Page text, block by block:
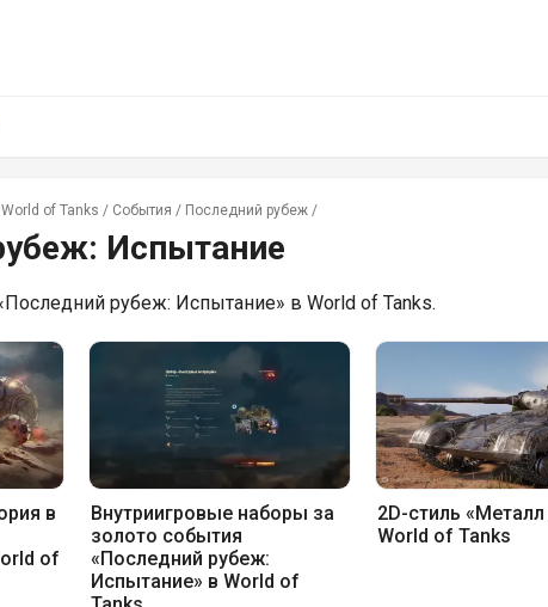
of Tanks / События / Последний рубеж /
Испытание
рубеж: Испытание» в World of Tanks.
в
of
Внутриигровые наборы за
золото события
«Последний рубеж:
Испытание» в World of
2D-стиль
World of Tanks